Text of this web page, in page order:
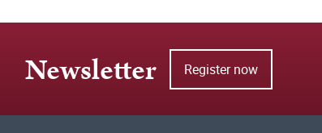
Newsletter Register now